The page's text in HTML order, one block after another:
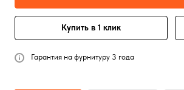
Купить в 1 клик
Гарантия на фурнитуру 3 года